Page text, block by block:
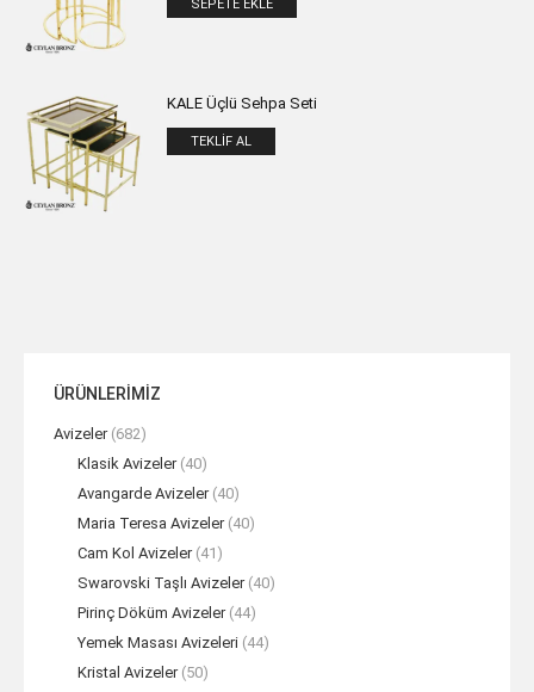
SEPETE EKLE
KALE Üçlü Sehpa Seti
TEKLIF AL
ÜRÜNLERİMİZ
Avizeler (682)
Klasik Avizeler (40)
Avangarde Avizeler (40)
Maria Teresa Avizeler (40)
Cam Kol Avizeler (41)
Swarovski Taşlı Avizeler (40)
Pirinç Döküm Avizeler (44)
Yemek Masası Avizeleri (44)
Kristal Avizeler (50)